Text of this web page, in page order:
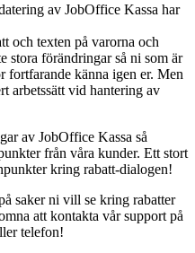
av JobOffice Kassa har
och texten på varorna och
stora förändringar så ni som är
fortfarande känna igen er. Men
arbetssätt vid hantering av
av JobOffice Kassa så
från våra kunder. Ett stort
kring rabatt-dialogen!
saker ni vill se kring rabatter
att kontakta vår support på
telefon!